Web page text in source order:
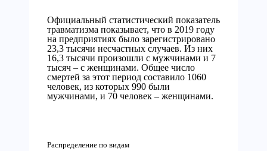
Официальный статистический показатель
травматизма показывает, что в 2019 году
на предприятиях было зарегистрировано
23,3 тысячи несчастных случаев. Из них
16,3 тысячи произошли с мужчинами и 7
тысяч – с женщинами. Общее число
смертей за этот период составило 1060
человек, из которых 990 были
мужчинами, и 70 человек – женщинами.
Распределение по видам